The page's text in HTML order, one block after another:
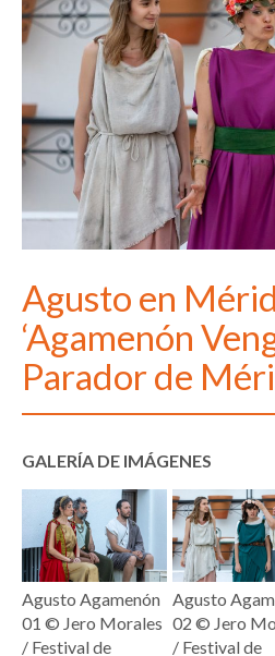
Agusto en
‘Agamenón
Parador de
GALERÍA DE IMÁGENES
Agusto Agamenón
01 © Jero Morales
/ Festival de
Agusto
02 © Jero
/ Festival de